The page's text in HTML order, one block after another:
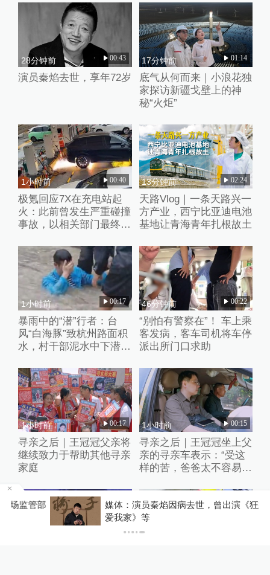
28分钟前 00:43
演员秦焰去世，享年72岁
17分钟前 01:14
底气从何而来｜小浪花独
家探访新疆戈壁上的神
秘“火炬”
1小时前 00:40
极氪回应7X在充电站起
火：此前曾发生严重碰撞
事故，以相关部门最终调
13分钟前 02:24
天路Vlog｜一条天路兴一
方产业，西宁比亚迪电池
基地让青海青年扎根故土
1小时前 00:17
暴雨中的“潜”行者：台
风“白海豚”致杭州路面积
水，村干部泥水中下潜徒
46分钟前 00:22
“别怕有警察在”！ 车上乘
客发病，客车司机将车停
派出所门口求助
1小时前 00:17
寻亲之后｜王冠冠父亲将
继续致力于帮助其他寻亲
家庭
1小时前 00:15
寻亲之后｜王冠冠坐上父
亲的寻亲车表示：“受这
样的苦，爸爸太不容易
媒体：演员秦焰因病去世，曾出演《狂飙》《我
爱我家》等